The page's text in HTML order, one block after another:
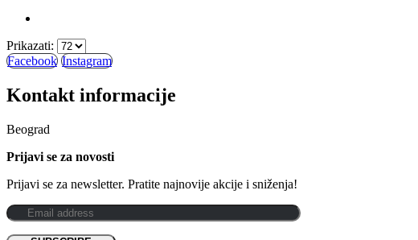
Prikazati:
Facebook Instagram
Kontakt informacije
Beograd
Prijavi se za novosti
Prijavi se za newsletter. Pratite najnovije akcije i sniženja!